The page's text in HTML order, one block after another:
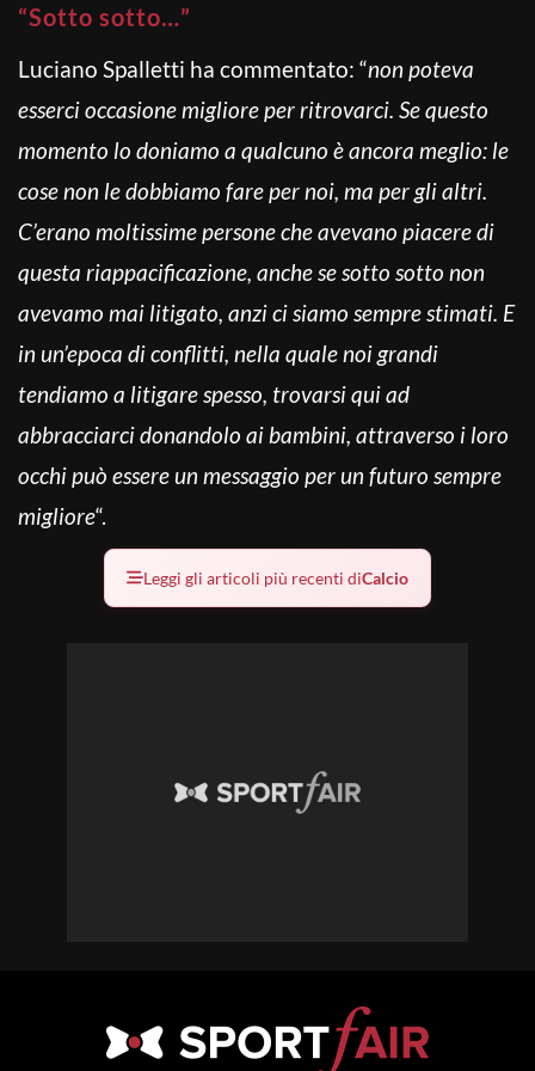
“Sotto sotto…”
Luciano Spalletti ha commentato: “non poteva
esserci occasione migliore per ritrovarci. Se questo
momento lo doniamo a qualcuno è ancora meglio: le
cose non le dobbiamo fare per noi, ma per gli altri.
C’erano moltissime persone che avevano piacere di
questa riappacificazione, anche se sotto sotto non
avevamo mai litigato, anzi ci siamo sempre stimati. E
in un’epoca di conflitti, nella quale noi grandi
tendiamo a litigare spesso, trovarsi qui ad
abbracciarci donandolo ai bambini, attraverso i loro
occhi può essere un messaggio per un futuro sempre
migliore“.
Leggi gli articoli più recenti diCalcio